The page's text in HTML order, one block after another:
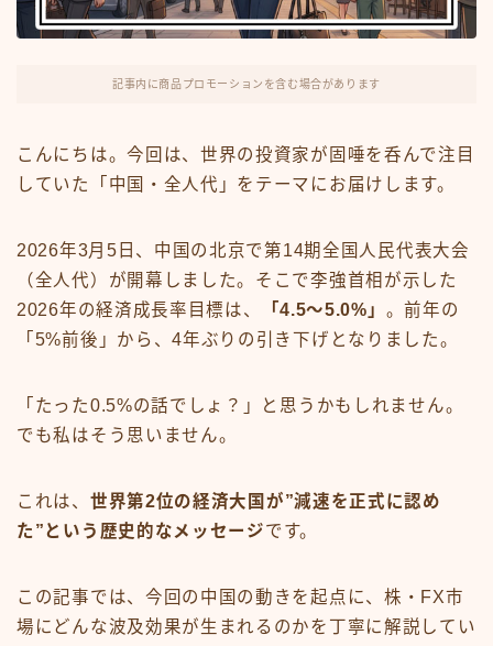
FX・仮想通貨
リスキング・ラーニング
記事内に商品プロモーションを含む場合があります
こんにちは。今回は、世界の投資家が固唾を呑んで注目
していた「中国・全人代」をテーマにお届けします。
2026年3月5日、中国の北京で第14期全国人民代表大会
（全人代）が開幕しました。そこで李強首相が示した
2026年の経済成長率目標は、
「4.5〜5.0%」 。前年の
「5%前後」から、4年ぶりの引き下げとなりました。
「たった0.5%の話でしょ？」と思うかもしれません。
でも私はそう思いません。
これは、 世界第2位の経済大国が”減速を正式に認め
た”という歴史的なメッセージです。
この記事では、今回の中国の動きを起点に、株・FX市
場にどんな波及効果が生まれるのかを丁寧に解説してい